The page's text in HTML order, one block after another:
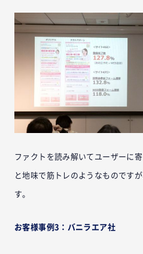
ファクトを読み解いてユーザーに
と地味で筋トレのようなものです
す。
お客様事例3：バニラエア社